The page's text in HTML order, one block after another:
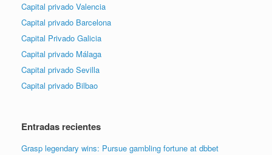
Capital privado Valencia
Capital privado Barcelona
Capital Privado Galicia
Capital privado Málaga
Capital privado Sevilla
Capital privado Bilbao
Entradas recientes
Grasp legendary wins: Pursue gambling fortune at dbbet